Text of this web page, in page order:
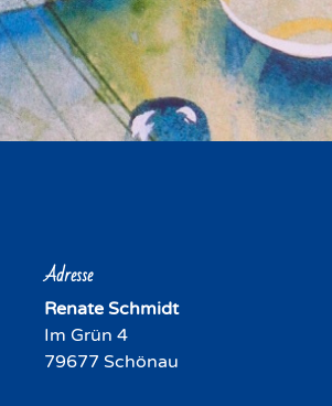
Adresse
Renate Schmidt
Im Grün 4
79677 Schönau